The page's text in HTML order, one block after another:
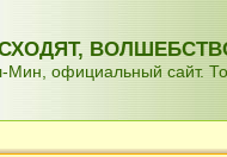
официальный сайт.